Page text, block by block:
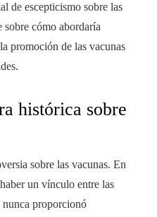
de escepticismo sobre las
sobre cómo abordaría
promoción de las vacunas
histórica sobre
sobre las vacunas. En
un vínculo entre las
nunca proporcionó